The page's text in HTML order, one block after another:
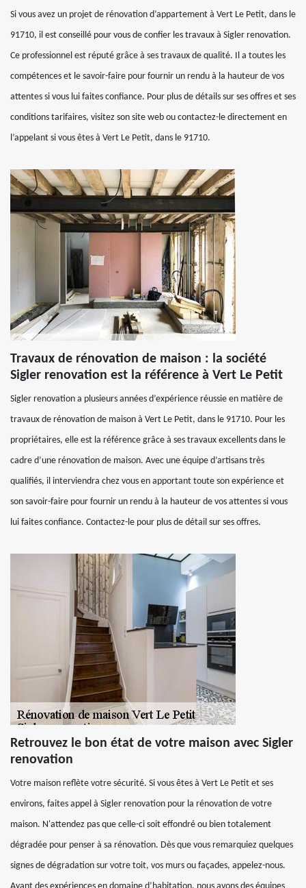
Si vous avez un projet de rénovation d’appartement à Vert Le Petit, dans le
91710, il est conseillé pour vous de confier les travaux à Sigler renovation.
Ce professionnel est réputé grâce à ses travaux de qualité. Il a toutes les
compétences et le savoir-faire pour fournir un rendu à la hauteur de vos
attentes si vous lui faites confiance. Pour plus de détails sur ses offres et ses
conditions tarifaires, visitez son site web ou contactez-le directement en
l’appelant si vous êtes à Vert Le Petit, dans le 91710.
Travaux de rénovation de maison : la société
Sigler renovation est la référence à Vert Le Petit
Sigler renovation a plusieurs années d’expérience réussie en matière de
travaux de rénovation de maison à Vert Le Petit, dans le 91710. Pour les
propriétaires, elle est la référence grâce à ses travaux excellents dans le
cadre d’une rénovation de maison. Avec une équipe d’artisans très
qualifiés, il interviendra chez vous en apportant toute son expérience et
son savoir-faire pour fournir un rendu à la hauteur de vos attentes si vous
lui faites confiance. Contactez-le pour plus de détail sur ses offres.
Retrouvez le bon état de votre maison avec Sigler
renovation
Votre maison reflète votre sécurité. Si vous êtes à Vert Le Petit et ses
environs, faites appel à Sigler renovation pour la rénovation de votre
maison. N'attendez pas que celle-ci soit effondré ou bien totalement
dégradée pour penser à sa rénovation. Dès que vous remarquiez quelques
signes de dégradation sur votre toit, vos murs ou façades, appelez-nous.